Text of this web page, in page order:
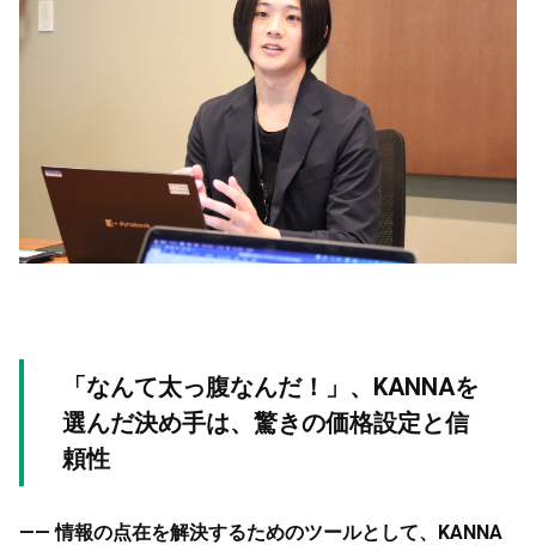
「なんて太っ腹なんだ！」、KANNAを
選んだ決め手は、驚きの価格設定と信
頼性
—— 情報の点在を解決するためのツールとして、KANNA